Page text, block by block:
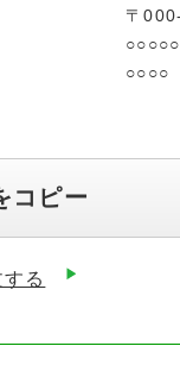
コピー
る